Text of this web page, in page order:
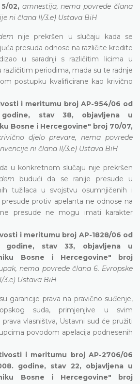
02, amnestija, nema povrede člana
ni člana II/3.e) Ustava BiH
nije prekršen u slučaju kada se
presuda odnose na različite kredite
u saradnji s različitim licima u
različitim periodima, mada su te radnje
postupku kvalificirane kao krivično
i meritumu broj AP-954/06 od
stav 38, objavljena u
Bosne i Hercegovine" broj 70/07,
djelo prevare, nema povrede
ni člana II/3.e) Ustava BiH
u konkretnom slučaju nije prekršen
budući da se ranije presude u
tužilaca u svojstvu osumnjičenih i
protiv apelanta ne odnose na
presude ne mogu imati karakter
i meritumu broj AP-1828/06 od
godine, stav 33, objavljena u
Bosne i Hercegovine" broj
nema povrede člana 6. Evropske
3.e) Ustava BiH
garancije prava na pravično suđenje,
suda, primjenjive u svim
vlasništva, Ustavni sud će pružiti
povodom apelacija podnesenih
i meritumu broj AP-2706/06
godine, stav 22, objavljena u
Bosne i Hercegovine" broj